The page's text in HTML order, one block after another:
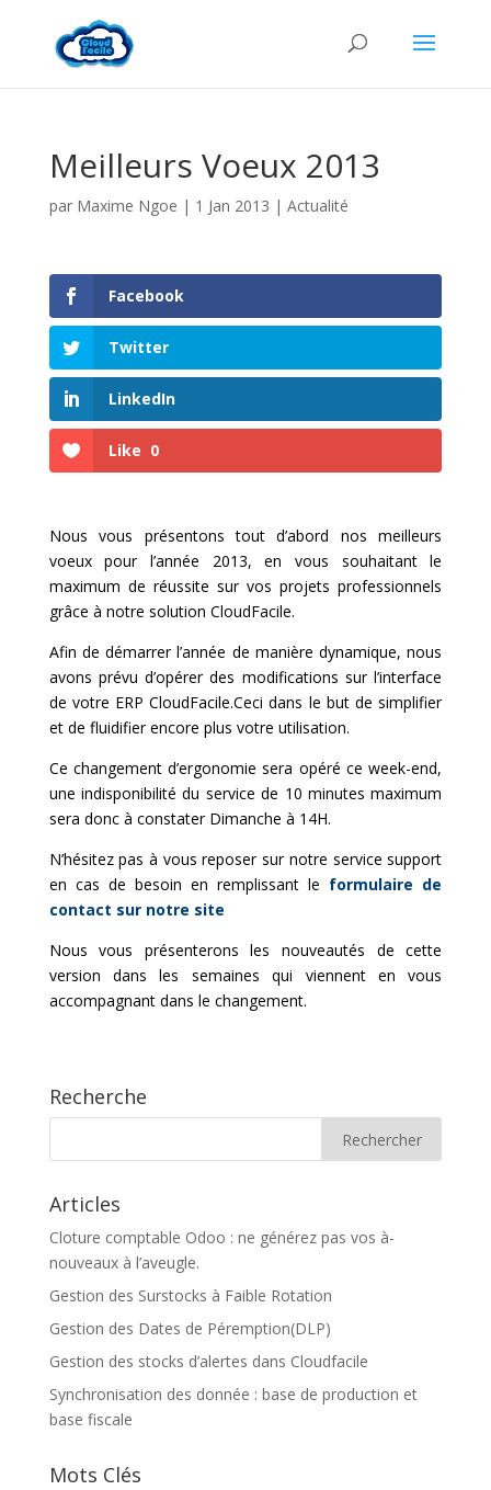
Meilleurs Voeux 2013
par Maxime Ngoe | 1 Jan 2013 | Actualité
Facebook
Twitter
LinkedIn
Like 0
Nous vous présentons tout d’abord nos meilleurs
voeux pour l’année 2013, en vous souhaitant le
maximum de réussite sur vos projets professionnels
grâce à notre solution CloudFacile.
Afin de démarrer l’année de manière dynamique, nous
avons prévu d’opérer des modifications sur l’interface
de votre ERP CloudFacile.Ceci dans le but de simplifier
et de fluidifier encore plus votre utilisation.
Ce changement d’ergonomie sera opéré ce week-end,
une indisponibilité du service de 10 minutes maximum
sera donc à constater Dimanche à 14H.
N’hésitezpas à vous reposer sur notre service support
en cas de besoin en remplissant le formulaire de
contact sur notre site
Nous vous présenterons les nouveautés de cette
version dans les semaines qui viennent en vous
accompagnant dans le changement.
Recherche
Articles
Cloture comptable Odoo : ne générez pas vos à-
nouveaux à l’aveugle.
Gestion des Surstocks à Faible Rotation
Gestion des Dates de Péremption(DLP)
Gestion des stocks d’alertes dans Cloudfacile
Synchronisation des donnée : base de production et
base fiscale
Mots Clés